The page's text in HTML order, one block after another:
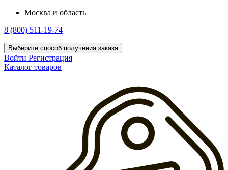
Москва и область
8 (800) 511-19-74
Выберите способ получения заказа
Войти Регистрация
Каталог товаров